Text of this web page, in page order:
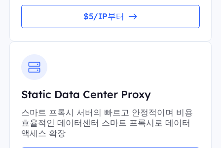
$5/IP부터
Static Data Center Proxy
스마트 프록시 서버의 빠르고 안정적이며 비용
효율적인 데이터센터 스마트 프록시로 데이터
액세스 확장